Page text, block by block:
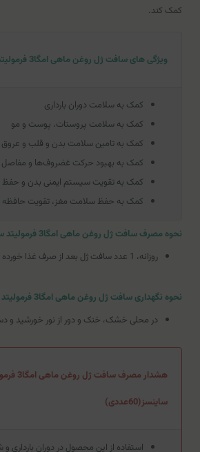
کمک کند.
ویژگی های سافت ژل روغن ماهی امگا3 فرمولیتد ساینسز(60عددی)
کمک به سلامت دوران بارداری
کمک به سلامت پروستات، پوست و مو
کمک به تامین سلامت بدن و قلب و عروق
کمک به بهبود حرکت غضروف‌ها و مفاصل
کمک به تقویت سیستم ایمنی بدن و
کمک به حفظ سلامت مغز، تقویت حافظه
نحوه مصرف سافت ژل روغن ماهی امگا3 فرمولیتد ساینسز(60عددی)
روزانه، 1 عدد سافت ژل بعد از صرف غذا خورده شود.
نحوه نگهداری سافت ژل روغن ماهی امگا3 فرمولیتد ساینسز(60عددی)
در محلی خشک، خنک و دور از نور خورشید و
هشدار مصرف سافت
ساینسز(60عددی)
استفاده از این محصول در دوران